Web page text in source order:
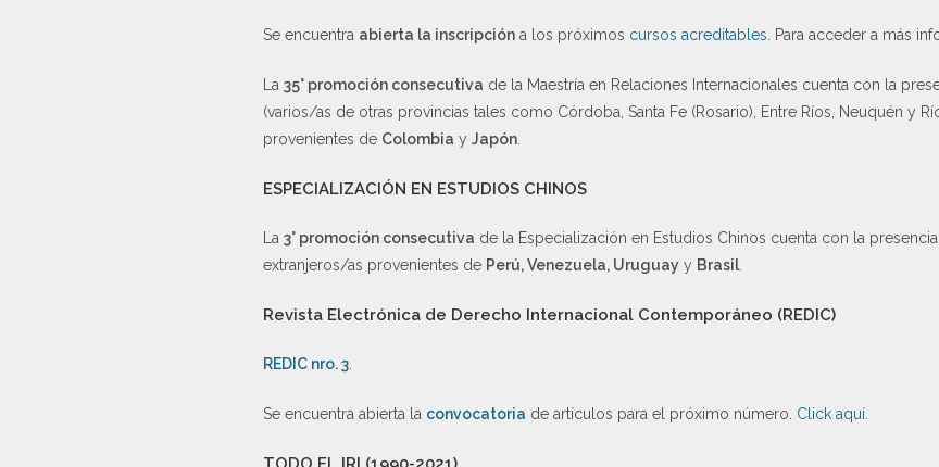
Se encuentra abierta la inscripción a los próximos cursos acreditables. Para acceder a más
La 35° promoción consecutiva de la Maestría en Relaciones Internacionales cuenta con la
(varios/as de otras provincias tales como Córdoba, Santa Fe (Rosario), Entre Ríos, Neuquén y
provenientes de Colombia y Japón.
ESPECIALIZACIÓN EN ESTUDIOS CHINOS
La 3° promoción consecutiva de la Especialización en Estudios Chinos cuenta con la
extranjeros/as provenientes de Perú, Venezuela, Uruguay y Brasil.
Revista Electrónica de Derecho Internacional Contemporáneo (REDIC)
REDIC nro. 3.
Se encuentra abierta la convocatoria de artículos para el próximo número. Click aquí.